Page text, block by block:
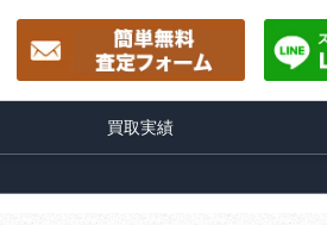
買取実績